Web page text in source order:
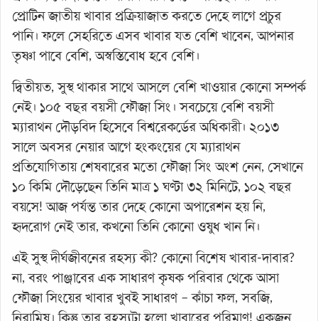
প্রোটিন জাতীয় খাবার প্রক্রিয়াজাত করতে দেহে লাগে প্রচুর
পানি। ফলে সেহরিতে এসব খাবার যত বেশি খাবেন, আপনার
তৃষ্ণা পাবে বেশি, অস্বস্তিবোধ হবে বেশি।
দ্বিতীয়ত, সুস্থ থাকার সাথে আসলে বেশি খাওয়ার কোনো সম্পর্ক
নেই। ১০৫ বছর বয়সী ফৌজা সিং। সবচেয়ে বেশি বয়সী
ম্যারাথন দৌড়বিদ হিসেবে বিশ্বরেকর্ডের অধিকারী। ২০১৩
সালে অবসর নেয়ার আগে হংকংয়ের যে ম্যারাথন
প্রতিযোগিতায় শেষবারের মতো ফৌজা সিং অংশ নেন, সেখানে
১০ কিমি দৌড়েছেন তিনি মাত্র ১ ঘণ্টা ৩২ মিনিটে, ১০২ বছর
বয়সে! আজ পর্যন্ত তার দেহে কোনো অপারেশন হয় নি,
হৃদরোগ নেই তার, কখনো তিনি কোনো ওষুধ খান নি।
এই সুস্থ দীর্ঘজীবনের রহস্য কী? কোনো বিশেষ খাবার-দাবার?
না, বরং পাঞ্জাবের এক সাধারণ কৃষক পরিবার থেকে আসা
ফৌজা সিংয়ের খাবার খুবই সাধারণ – কাঁচা ফল, সবজি,
নিরামিষ। কিন্তু তার রহস্যটা হলো খাবারের পরিমাণ! একজন